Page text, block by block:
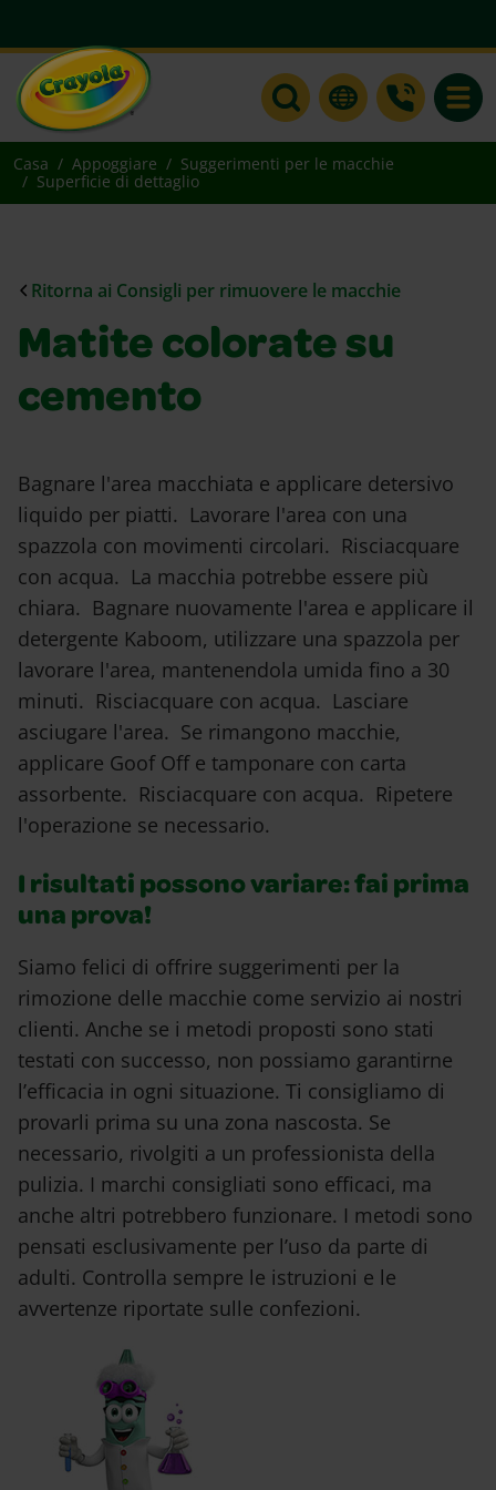
Casa Appoggiare
Suggerimenti per le macchie
Superficie di dettaglio
Ritorna ai Consigli per rimuovere le macchie
Matite colorate su
cemento
Bagnare l'area macchiata e applicare detersivo
liquido per piatti. Lavorare l'area con una
spazzola con movimenti circolari. Risciacquare
con acqua. La macchia potrebbe essere più
chiara. Bagnare nuovamente l'area e applicare il
detergente Kaboom, utilizzare una spazzola per
lavorare l'area, mantenendola umida fino a 30
minuti. Risciacquare con acqua. Lasciare
asciugare l'area. Se rimangono macchie,
applicare Goof Off e tamponare con carta
assorbente. Risciacquare con acqua. Ripetere
l'operazione se necessario.
I risultati possono variare: fai prima
una prova!
Siamo felici di offrire suggerimenti per la
rimozione delle macchie come servizio ai nostri
clienti. Anche se i metodi proposti sono stati
testati con successo, non possiamo garantirne
l’efficacia in ogni situazione. Ti consigliamo di
provarli prima su una zona nascosta. Se
necessario, rivolgiti a un professionista della
pulizia. I marchi consigliati sono efficaci, ma
anche altri potrebbero funzionare. I metodi sono
pensati esclusivamente per l’uso da parte di
adulti. Controlla sempre le istruzioni e le
avvertenze riportate sulle confezioni.